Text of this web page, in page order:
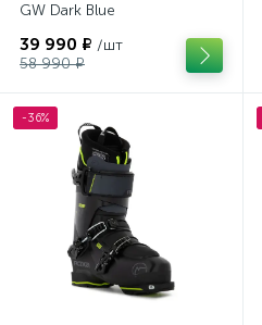
GW Dark Blue
39 990 ₽ /шт
58 990 ₽
-36%